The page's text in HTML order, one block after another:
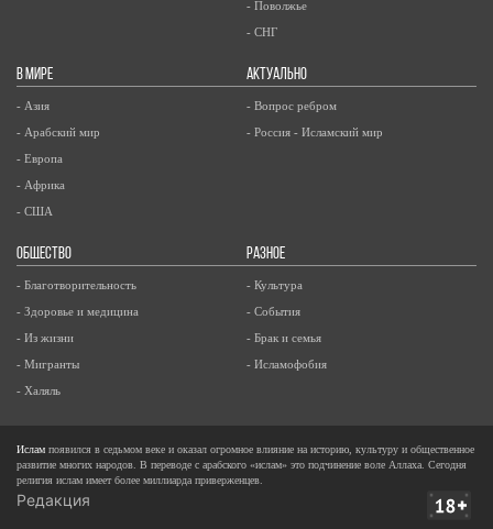
- Поволжье
- СНГ
В МИРЕ
- Азия
- Арабский мир
- Европа
- Африка
- США
АКТУАЛЬНО
- Вопрос ребром
- Россия - Исламский мир
ОБЩЕСТВО
- Благотворительность
- Здоровье и медицина
- Из жизни
- Мигранты
- Халяль
РАЗНОЕ
- Культура
- События
- Брак и семья
- Исламофобия
Ислам появился в седьмом веке и оказал огромное влияние на историю, культуру и общественное
развитие многих народов. В переводе с арабского «ислам» это подчинение воле Аллаха. Сегодня
религия ислам имеет более миллиарда приверженцев.
Редакция